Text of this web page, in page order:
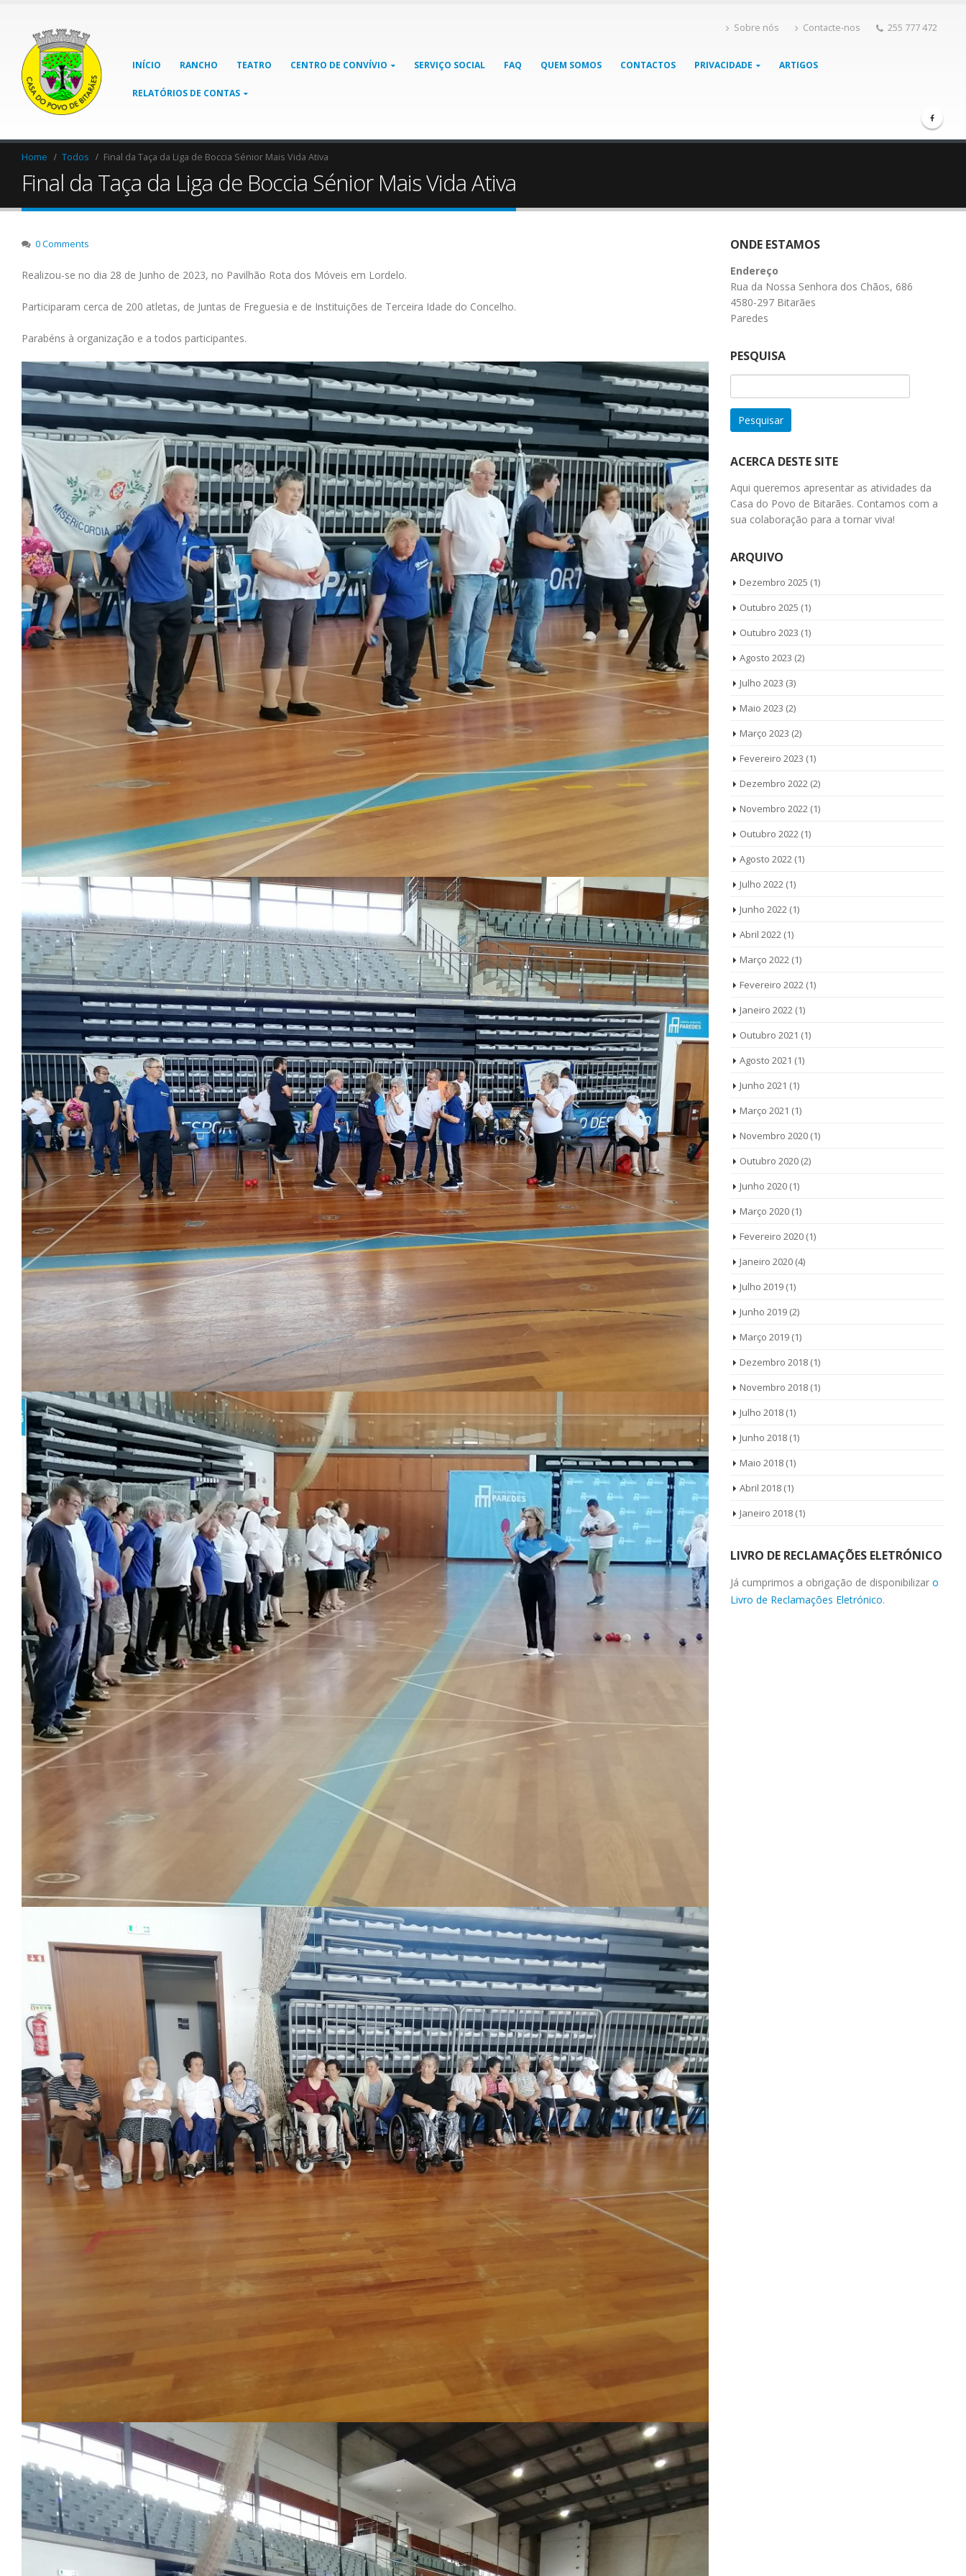
Sobre nós Contacte-nos 255 777 472
INÍCIO RANCHO TEATRO CENTRO DE CONVÍVIO SERVIÇO SOCIAL FAQ QUEM SOMOS CONTACTOS PRIVACIDADE ARTIGOS
RELATÓRIOS DE CONTAS
Home Todos Final da Taça da Liga de Boccia Sénior Mais Vida Ativa
Final da Taça da Liga de Boccia Sénior Mais Vida Ativa
0 Comments
Realizou-se no dia 28 de Junho de 2023, no Pavilhão Rota dos Móveis em Lordelo.
Participaram cerca de 200 atletas, de Juntas de Freguesia e de Instituições de Terceira Idade do Concelho.
Parabéns à organização e a todos participantes.
ONDE ESTAMOS
Endereço
Rua da Nossa Senhora dos Chãos, 686
4580-297 Bitarães
Paredes
PESQUISA
por:
ACERCA DESTE SITE
Aqui queremos apresentar as atividades da
Casa do Povo de Bitarães. Contamos com a
sua colaboração para a tornar viva!
ARQUIVO
Dezembro 2025 (1)
Outubro 2025 (1)
Outubro 2023 (1)
Agosto 2023 (2)
Julho 2023 (3)
Maio 2023 (2)
Março 2023 (2)
Fevereiro 2023 (1)
Dezembro 2022(2)
Novembro 2022(1)
Outubro 2022(1)
Agosto 2022(1)
Julho 2022(1)
Junho 2022(1)
Abril 2022(1)
Março 2022(1)
Fevereiro 2022(1)
Janeiro 2022(1)
Outubro 2021 (1)
Agosto 2021 (1)
Junho 2021 (1)
Março 2021 (1)
Novembro 2020(1)
Outubro 2020(2)
Junho 2020(1)
Março 2020(1)
Fevereiro 2020(1)
Janeiro 2020(4)
Julho 2019(1)
Junho 2019(2)
Março 2019(1)
Dezembro 2018(1)
Novembro 2018(1)
Julho 2018(1)
Junho 2018(1)
Maio 2018(1)
Abril 2018(1)
Janeiro 2018(1)
LIVRO DE RECLAMAÇÕES ELETRÓNICO
Já cumprimos a obrigação de disponibilizar o
Livro de Reclamações Eletrónico.